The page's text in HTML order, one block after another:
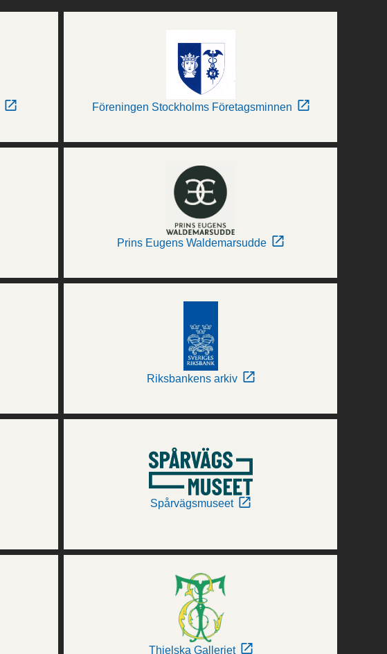
Föreningen Stockholms Företagsminnen
Prins Eugens Waldemarsudde
Riksbankens arkiv
Spårvägsmuseet
Thielska Galleriet